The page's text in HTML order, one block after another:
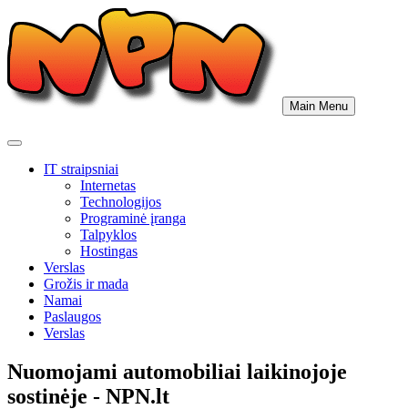
to
content
Main Menu
IT straipsniai
Internetas
Technologijos
Programinė įranga
Talpyklos
Hostingas
Verslas
Grožis ir mada
Namai
Paslaugos
Verslas
Nuomojami automobiliai laikinojoje
sostinėje - NPN.lt